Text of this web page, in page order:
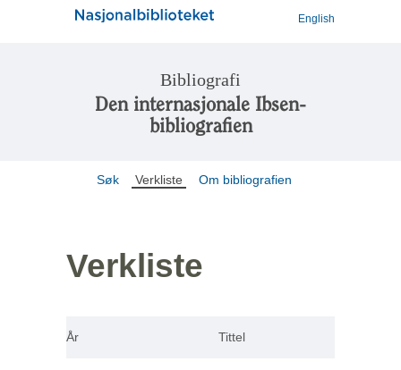
English
Bibliografi
Den internasjonale Ibsen-
bibliografien
Søk Verkliste Om bibliografien
Verkliste
År Tittel